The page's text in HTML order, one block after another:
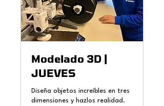
Modelado 3D |
JUEVES
Diseña objetos increíbles en tres
dimensiones y hazlos realidad.